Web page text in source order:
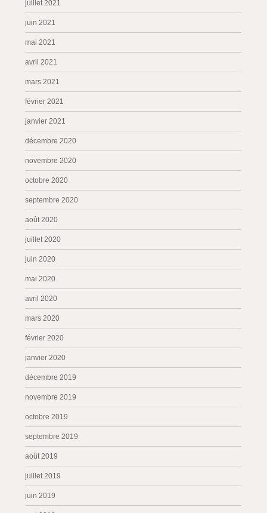
juillet 2021
juin 2021
mai 2021
avril 2021
mars 2021
février 2021
janvier 2021
décembre 2020
novembre 2020
octobre 2020
septembre 2020
août 2020
juillet 2020
juin 2020
mai 2020
avril 2020
mars 2020
février 2020
janvier 2020
décembre 2019
novembre 2019
octobre 2019
septembre 2019
août 2019
juillet 2019
juin 2019